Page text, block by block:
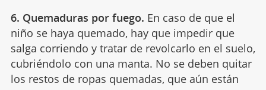
6. Quemaduras por fuego. En caso de que el
niño se haya quemado, hay que impedir que
salga corriendo y tratar de revolcarlo en el suelo,
cubriéndolo con una manta. No se deben quitar
los restos de ropas quemadas, que aún están